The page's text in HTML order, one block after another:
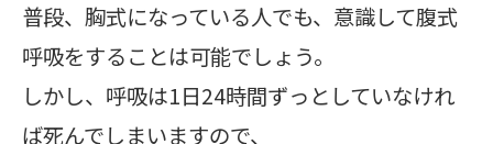
普段、胸式になっている人でも、意識して腹式
呼吸をすることは可能でしょう。
しかし、呼吸は1日24時間ずっとしていなけれ
ば死んでしまいますので、